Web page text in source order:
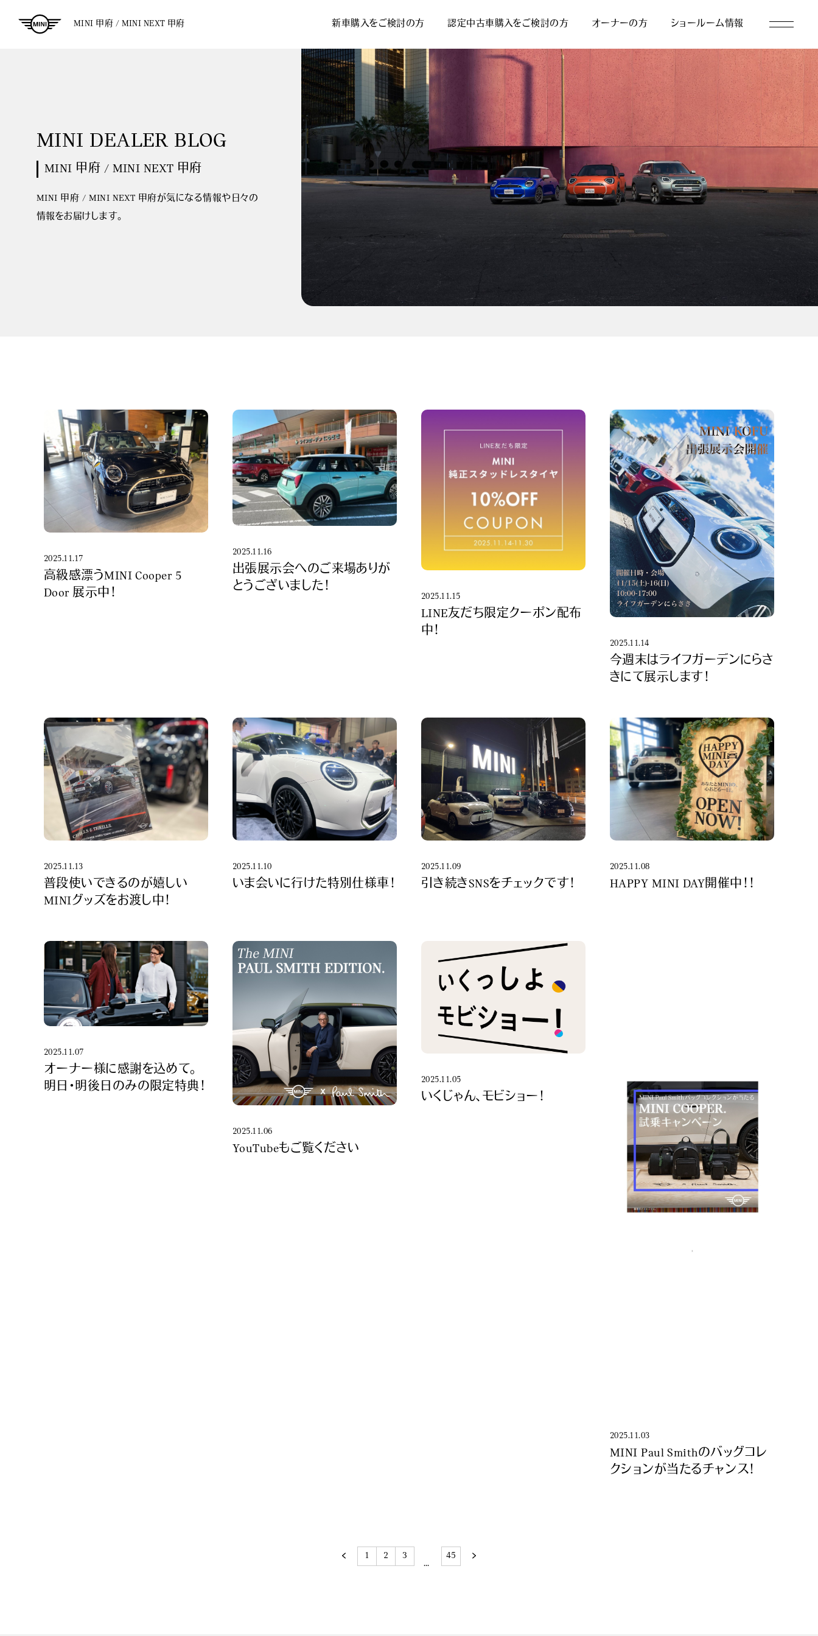
MINI 甲府 / MINI NEXT 甲府 新車購入をご検討の方 認定中古車購入をご検討の方 オーナーの方 ショールーム情報
MINI DEALER BLOG
MINI 甲府 / MINI NEXT 甲府
MINI 甲府 / MINI NEXT 甲府が気になる情報や日々の
情報をお届けします。
2025.11.17
高級感漂うMINI Cooper 5
Door 展示中！
2025.11.16
出張展示会へのご来場ありが
とうございました！
2025.11.15
LINE友だち限定クーポン配布
中！
2025.11.14
今週末はライフガーデンにらさ
きにて展示します！
2025.11.13
普段使いできるのが嬉しい
MINIグッズをお渡し中！
2025.11.10
いま会いに行けた特別仕様車！
2025.11.09
引き続きSNSをチェックです！
2025.11.08
HAPPY MINI DAY開催中！！
2025.11.07
オーナー様に感謝を込めて。
明日・明後日のみの限定特典！
2025.11.06
YouTubeもご覧ください
2025.11.05
いくじゃん、モビショー！
2025.11.03
MINI Paul Smithのバッグコレ
クションが当たるチャンス！
1 2 3 45